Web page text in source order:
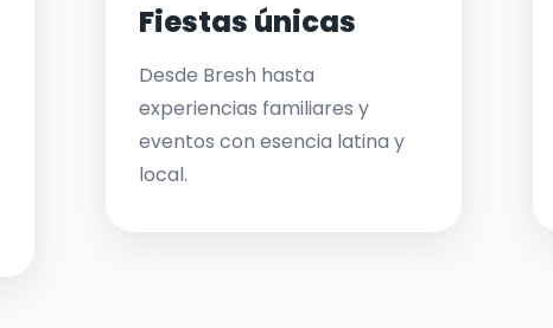
Fiestas únicas
Desde Bresh hasta
experiencias familiares y
eventos con esencia latina y
local.